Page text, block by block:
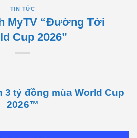
TIN TỨC
MyTV “Đường Tới
Cup 2026”
3 tỷ đồng mùa World Cup
2026™